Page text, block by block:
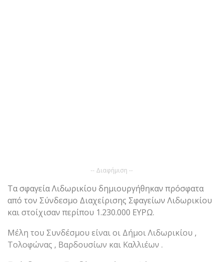
-- Διαφήμιση --
Τα σφαγεία Λιδωρικίου δημιουργήθηκαν πρόσφατα
από τον Σύνδεσμο Διαχείρισης Σφαγείων Λιδωρικίου
και στοίχισαν περίπου 1.230.000 ΕΥΡΩ.
Μέλη του Συνδέσμου είναι οι Δήμοι Λιδωρικίου ,
Τολοφώνας , Βαρδουσίων και Καλλιέων .